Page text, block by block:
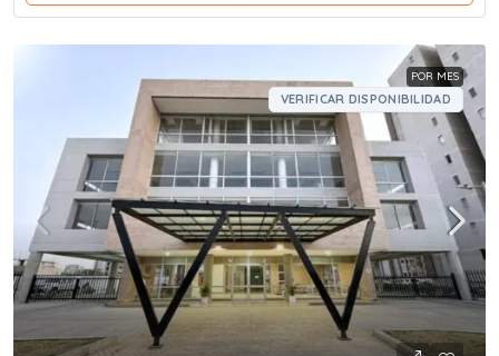
POR MES
VERIFICAR DISPONIBILIDAD